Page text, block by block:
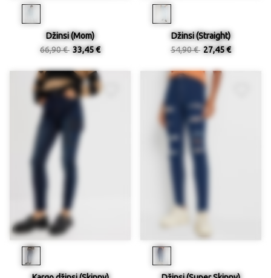
Džinsi (Mom)
66,90 € 33,45 €
Džinsi (Straight)
54,90 € 27,45 €